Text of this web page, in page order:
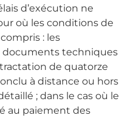
d’exécution ne
où les conditions de
: les
documents techniques
de quatorze
à distance ou hors
; dans le cas où le
au paiement des